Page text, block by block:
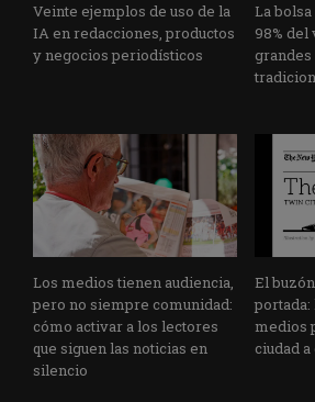
Veinte ejemplos de uso de la
IA en redacciones, productos
y negocios periodísticos
La
98% del
Los medios tienen audiencia,
pero no siempre comunidad:
cómo activar a los lectores
que siguen las noticias en
silencio
El
portada:
medios
ciudad